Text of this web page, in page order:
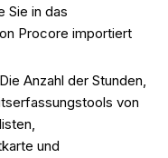
Sie in das
Procore importiert
Die Anzahl der Stunden,
von
und